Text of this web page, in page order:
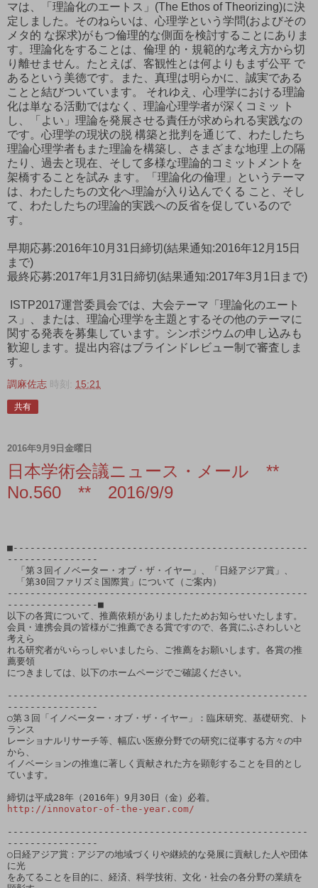
マは、「理論化のエートス」(The Ethos of Theorizing)に決
定しました。そのねらいは、心理学という学問(およびその
メタ的 な探求)がもつ倫理的な側面を検討することにありま
す。理論化をすることは、倫理 的・規範的な考え方から切
り離せません。たとえば、客観性とは何よりもまず公平 で
あるという美徳です。また、真理は明らかに、誠実である
ことと結びついています。 それゆえ、心理学における理論
化は単なる活動ではなく、理論心理学者が深くコミッ ト
し、「よい」理論を発展させる責任が求められる実践なの
です。心理学の現状の脱 構築と批判を通じて、わたしたち
理論心理学者もまた理論を構築し、さまざまな地理 上の隔
たり、過去と現在、そして多様な理論的コミットメントを
架橋することを試み ます。「理論化の倫理」というテーマ
は、わたしたちの文化へ理論が入り込んでくる こと、そし
て、わたしたちの理論的実践への反省を促しているので
す。
早期応募:2016年10月31日締切(結果通知:2016年12月15日
まで)
最終応募:2017年1月31日締切(結果通知:2017年3月1日まで)
ISTP2017運営委員会では、大会テーマ「理論化のエート
ス」、または、理論心理学を主題とするその他のテーマに
関する発表を募集しています。シンポジウムの申し込みも
歓迎します。提出内容はブラインドレビュー制で審査しま
す。
調麻佐志 時刻: 15:21
共有
2016年9月9日金曜日
日本学術会議ニュース・メール **
No.560 ** 2016/9/9
■----------------------------------------------------
----------------
「第３回イノベーター・オブ・ザ・イヤー」、「日経アジア賞」、
「第30回ファリズミ国際賞」について（ご案内）
-----------------------------------------------------
----------------■
以下の各賞について、推薦依頼がありましたためお知らせいたします。
会員・連携会員の皆様がご推薦できる賞ですので、各賞にふさわしいと
考えら
れる研究者がいらっしゃいましたら、ご推薦をお願いします。各賞の推
薦要領
につきましては、以下のホームページでご確認ください。
-----------------------------------------------------
----------------
○第３回「イノベーター・オブ・ザ・イヤー」：臨床研究、基礎研究、ト
ランス
レーショナルリサーチ等、幅広い医療分野での研究に従事する方々の中
から、
イノベーションの推進に著しく貢献された方を顕彰することを目的とし
ています。
http://innovator-of-the-year.com/
-----------------------------------------------------
----------------
○日経アジア賞：アジアの地域づくりや継続的な発展に貢献した人や団体
に光
をあてることを目的に、経済、科学技術、文化・社会の各分野の業績を